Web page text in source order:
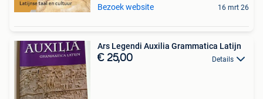
Bezoek website 16 mrt 26
Ars Legendi Auxilia Grammatica Latijn
€ 25,00 Details